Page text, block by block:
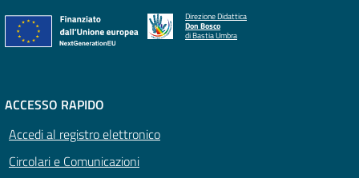
Direzione Didattica
Don Bosco
di Bastia Umbra
ACCESSO RAPIDO
Accedi al registro elettronico
Circolari e Comunicazioni